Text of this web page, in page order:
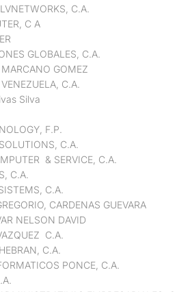
C.A.
C A
GLOBALES, C.A.
GOMEZ
C.A.
Silva
F.P.
C.A.
& SERVICE, C.A.
C.A.
C.A.
CARDENAS GUEVARA
NELSON DAVID
C.A.
C.A.
PONCE, C.A.